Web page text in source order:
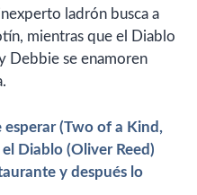
ladrón busca a
mientras que el Diablo
Debbie se enamoren
(Two of a Kind,
Diablo (Oliver Reed)
y después lo